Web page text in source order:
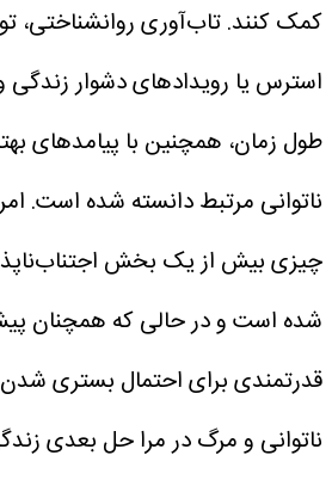
کمک کنند. تاب‌آوری روانشناختی،
استرس یا رویدادهای دشوار زندگی و
طول زمان، همچنین با پیامدهای
ناتوانی مرتبط دانسته شده است.
چیزی بیش از یک بخش
شده است و در حالی که همچنان
قدرتمندی برای احتمال بستری شدن
ناتوانی و مرگ در مراحل بعدی